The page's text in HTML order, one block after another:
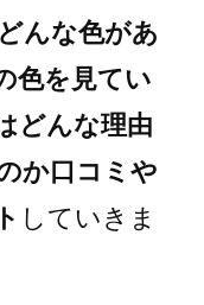
んな色があ
色を見てい
どんな理由
か口コミや
していきま